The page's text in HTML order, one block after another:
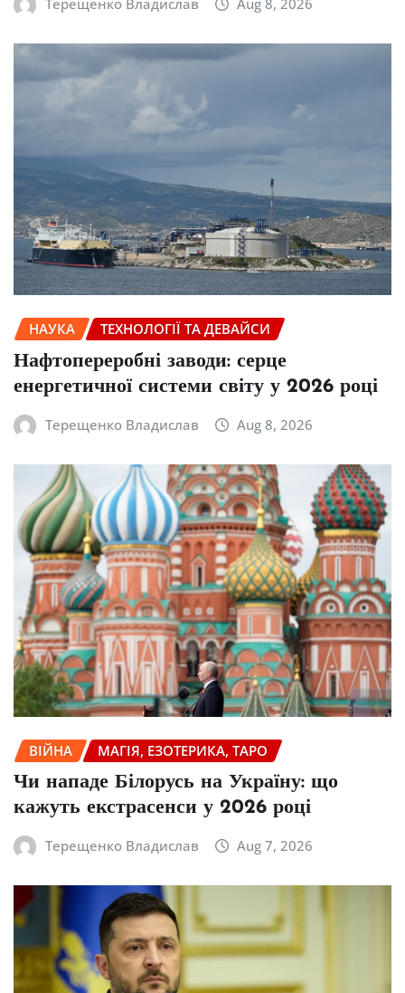
Терещенко Владислав Aug 8, 2026
НАУКА ТЕХНОЛОГІЇ ТА ДЕВАЙСИ
Нафтопереробні заводи: серце
енергетичної системи світу у 2026 році
Терещенко Владислав Aug 8, 2026
ВІЙНА МАГІЯ, ЕЗОТЕРИКА, ТАРО
Чи нападе Білорусь на Україну: що
кажуть екстрасенси у 2026 році
Терещенко Владислав Aug 7, 2026